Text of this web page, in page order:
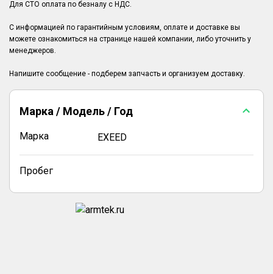
Для СТО оплата по безналу с НДС.
С информацией по гарантийным условиям, оплате и доставке вы
можете ознакомиться на странице нашей компании, либо уточнить у
менеджеров.
Марка / Модель / Год
Марка EXEED
Пробег